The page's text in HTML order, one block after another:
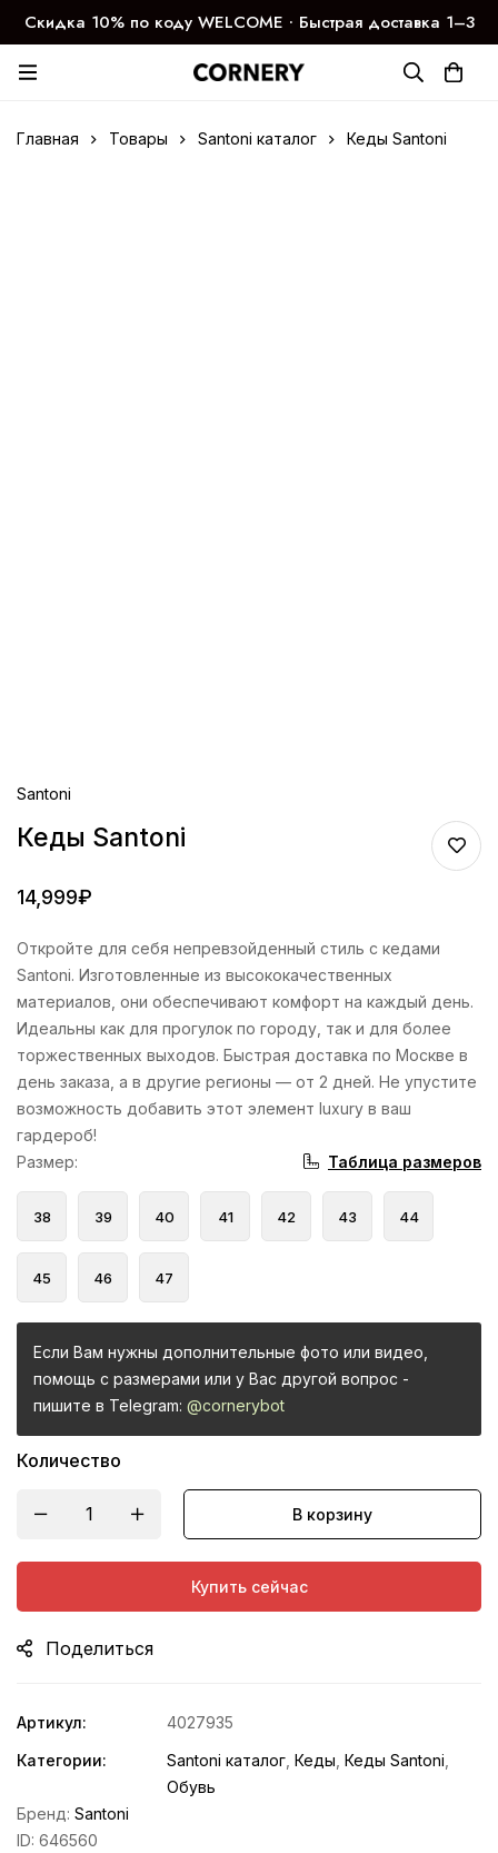
Скидка 10% по коду WELCOME ∙ Быстрая доставка 1–3
дня
Главная Товары Santoni каталог Кеды Santoni
Santoni
Кеды Santoni
14,999₽
Откройте для себя непревзойденный стиль с кедами
Santoni. Изготовленные из высококачественных
материалов, они обеспечивают комфорт на каждый день.
Идеальны как для прогулок по городу, так и для более
торжественных выходов. Быстрая доставка по Москве в
день заказа, а в другие регионы — от 2 дней. Не упустите
возможность добавить этот элемент luxury в ваш
гардероб!
Размер: Таблица размеров
38 39 40 41 42 43 44
45 46 47
Если Вам нужны дополнительные фото или видео,
помощь с размерами или у Вас другой вопрос -
пишите в Telegram: @cornerybot
Количество
В корзину
Купить сейчас
Поделиться
Артикул:
4027935
Категории:
Santoni каталог Кеды Кеды Santoni
Обувь
Бренд: Santoni
ID: 646560